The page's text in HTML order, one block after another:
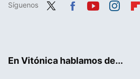
Síguenos
En Vitónica hablamos de...